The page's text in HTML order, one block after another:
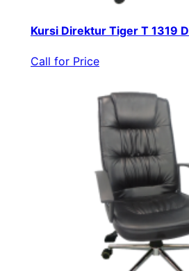
Kursi Direktur Tiger T 1319 D
Call for Price